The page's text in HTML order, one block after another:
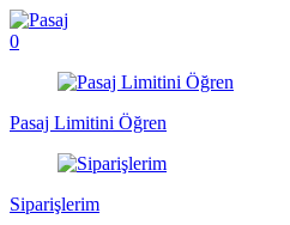
0
Pasaj Limitini Öğren
Siparişlerim